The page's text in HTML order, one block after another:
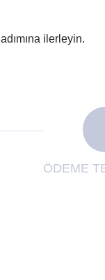
ilerleyin.
ÖDEME